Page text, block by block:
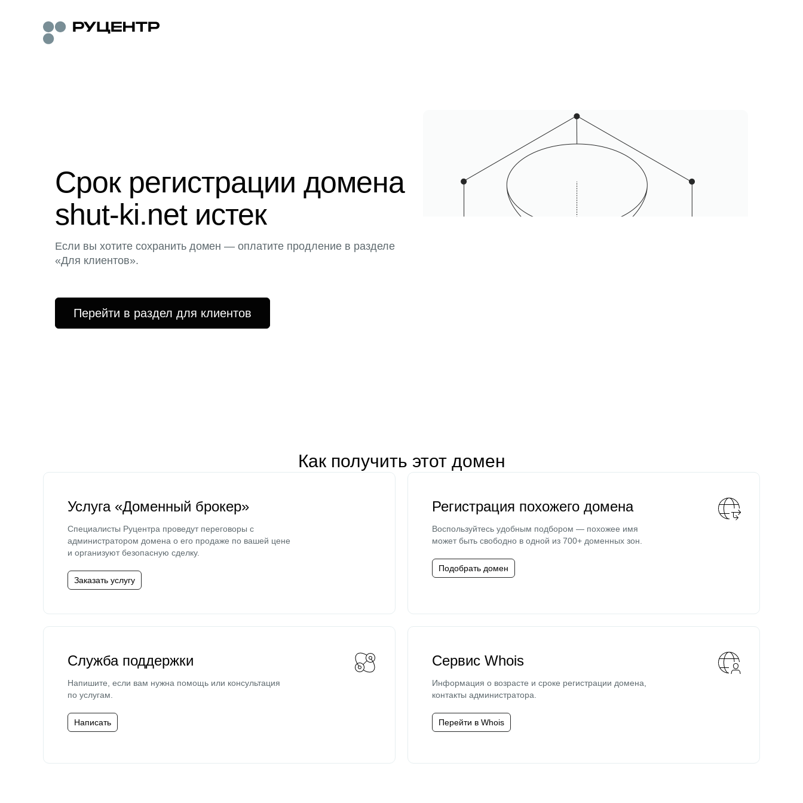
Срок регистрации домена
shut-ki.net истек
Если вы хотите сохранить домен — оплатите продление в разделе
«Для клиентов».
Перейти в раздел для клиентов
Как получить этот домен
Услуга «Доменный брокер»
Специалисты Руцентра проведут переговоры с
администратором домена о его продаже по вашей цене
и организуют безопасную сделку.
Заказать услугу
Регистрация похожего домена
Воспользуйтесь удобным подбором — похожее имя
может быть свободно в одной из 700+ доменных зон.
Подобрать домен
Служба поддержки
Напишите, если вам нужна помощь или консультация
по услугам.
Написать
Сервис Whois
Информация о возрасте и сроке регистрации домена,
контакты администратора.
Перейти в Whois